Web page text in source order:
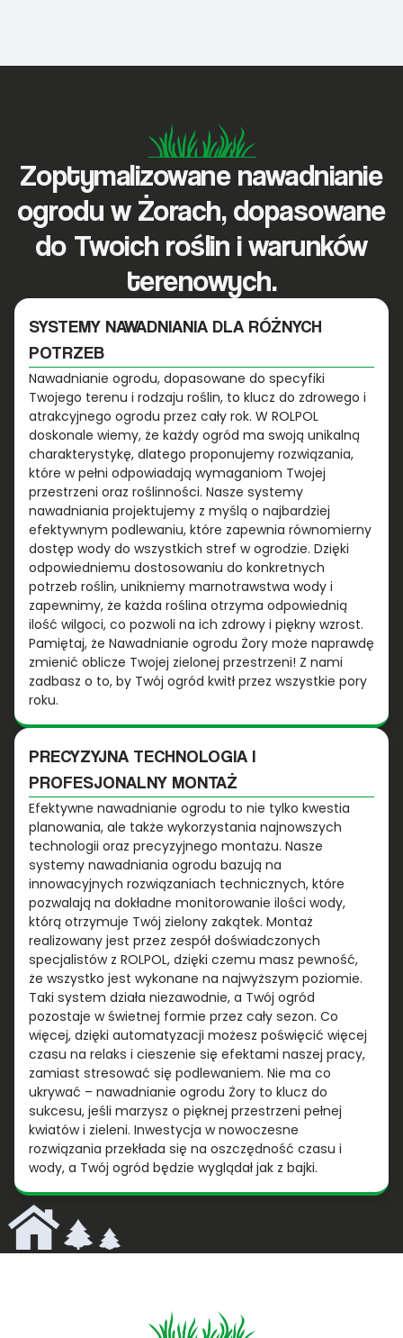
Zoptymalizowane nawadnianie
ogrodu w Żorach, dopasowane
do Twoich roślin i warunków
terenowych.
SYSTEMY NAWADNIANIA DLA RÓŻNYCH
POTRZEB
Nawadnianie ogrodu, dopasowane do specyfiki
Twojego terenu i rodzaju roślin, to klucz do zdrowego i
atrakcyjnego ogrodu przez cały rok. W ROLPOL
doskonale wiemy, że każdy ogród ma swoją unikalną
charakterystykę, dlatego proponujemy rozwiązania,
które w pełni odpowiadają wymaganiom Twojej
przestrzeni oraz roślinności. Nasze systemy
nawadniania projektujemy z myślą o najbardziej
efektywnym podlewaniu, które zapewnia równomierny
dostęp wody do wszystkich stref w ogrodzie. Dzięki
odpowiedniemu dostosowaniu do konkretnych
potrzeb roślin, unikniemy marnotrawstwa wody i
zapewnimy, że każda roślina otrzyma odpowiednią
ilość wilgoci, co pozwoli na ich zdrowy i piękny wzrost.
Pamiętaj, że Nawadnianie ogrodu Żory może naprawdę
zmienić oblicze Twojej zielonej przestrzeni! Z nami
zadbasz o to, by Twój ogród kwitł przez wszystkie pory
roku.
PRECYZYJNA TECHNOLOGIA I
PROFESJONALNY MONTAŻ
Efektywne nawadnianie ogrodu to nie tylko kwestia
planowania, ale także wykorzystania najnowszych
technologii oraz precyzyjnego montażu. Nasze
systemy nawadniania ogrodu bazują na
innowacyjnych rozwiązaniach technicznych, które
pozwalają na dokładne monitorowanie ilości wody,
którą otrzymuje Twój zielony zakątek. Montaż
realizowany jest przez zespół doświadczonych
specjalistów z ROLPOL, dzięki czemu masz pewność,
że wszystko jest wykonane na najwyższym poziomie.
Taki system działa niezawodnie, a Twój ogród
pozostaje w świetnej formie przez cały sezon. Co
więcej, dzięki automatyzacji możesz poświęcić więcej
czasu na relaks i cieszenie się efektami naszej pracy,
zamiast stresować się podlewaniem. Nie ma co
ukrywać – nawadnianie ogrodu Żory to klucz do
sukcesu, jeśli marzysz o pięknej przestrzeni pełnej
kwiatów i zieleni. Inwestycja w nowoczesne
rozwiązania przekłada się na oszczędność czasu i
wody, a Twój ogród będzie wyglądał jak z bajki.